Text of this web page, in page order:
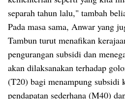
separah tahun lalu," tambah
Pada masa sama, Anwar yang
Tambun turut menafikan
pengurangan subsidi dan
akan dilaksanakan terhadap
(T20) bagi menampung subsidi
pendapatan sederhana (M40)